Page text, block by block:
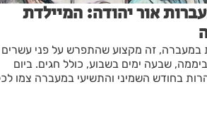
אור יהודה: המיילדת
במעברה, זה מקצוע שהתפרש על פני עשרים
שבעה ימים בשבוע, כולל חגים. ביום
בחודש השמיני והתשיעי במעברה צמו
כדי כך שהעובר בבטן היה צורח מרוב רעב